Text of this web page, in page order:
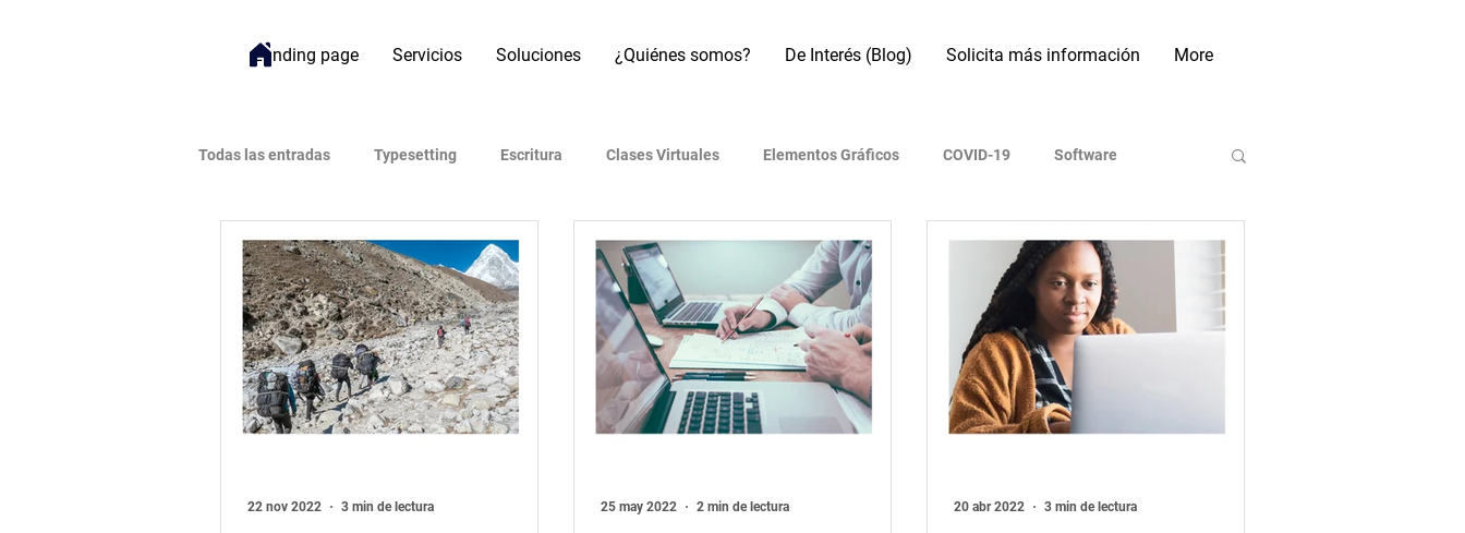
Landing page Servicios Soluciones ¿Quiénes somos? De Interés (Blog) Solicita más información More
Todas las entradas Typesetting Escritura Clases Virtuales Elementos Gráficos COVID-19 Software
Bienestar Gestión de Proyectos Referencias Bibliográficas Motores de búsqueda Bases de Datos Indexadoras
Open Access (Acceso Abierto) Artículo académico Revistas indexadas Presentaciones On line Investigación
Impacto Inteligencia Artificial (IA) Era Digital Metodología de investigación Redes Sociales Académicas
Relevancia global Latinoamérica Herramientas de IA STEM Relevancia científica
22 nov 2022 3 min de lectura 25 may 2022 2 min de lectura 20 abr 2022 3 min de lectura